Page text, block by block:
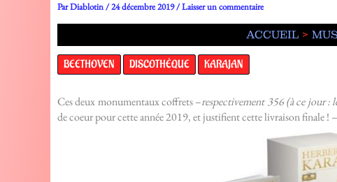
ParDiablotin/24 décembre 2019/Laisser un commentaire
ACCUEIL
BEETHOVEN DISCOTHÈQUE KARAJAN
Ces deux monumentaux coffrets –respectivement 356 (à ce jour :
de coeur pour cette année 2019, et justifient cette livraison finale ! –